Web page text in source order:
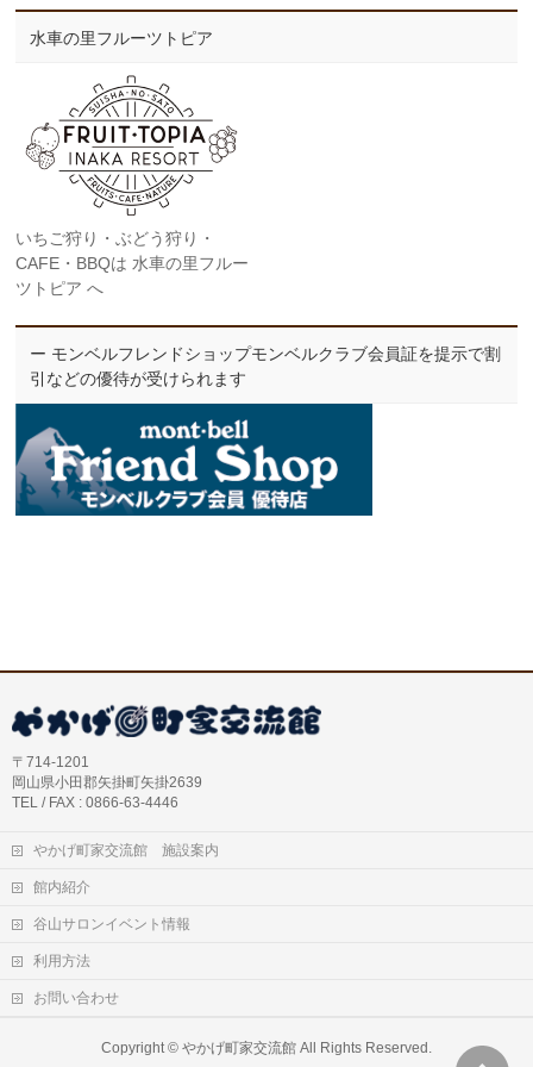
水車の里フルーツトピア
いちご狩り・ぶどう狩り・
CAFE・BBQは 水車の里フルー
ツトピア へ
ー モンベルフレンドショップモンベルクラブ会員証を提示で割
引などの優待が受けられます
〒714-1201
岡山県小田郡矢掛町矢掛2639
TEL / FAX : 0866-63-4446
やかげ町家交流館 施設案内
館内紹介
谷山サロンイベント情報
利用方法
お問い合わせ
Copyright © やかげ町家交流館All Rights Reserved.